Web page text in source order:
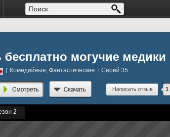
бесплатно могучие медики
| Комедийные, Фантастические | Серий 35
Написать отзыв 1
2